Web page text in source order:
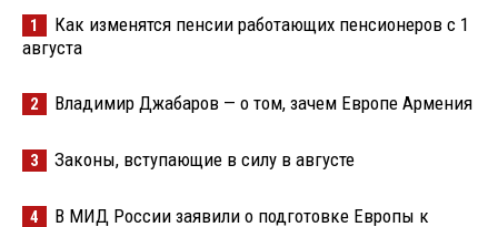
1
Как изменятся пенсии работающих пенсионеров с 1
августа
2 Владимир Джабаров — о том, зачем Европе Армения
3 Законы, вступающие в силу в августе
4
В МИД России заявили о подготовке Европы к